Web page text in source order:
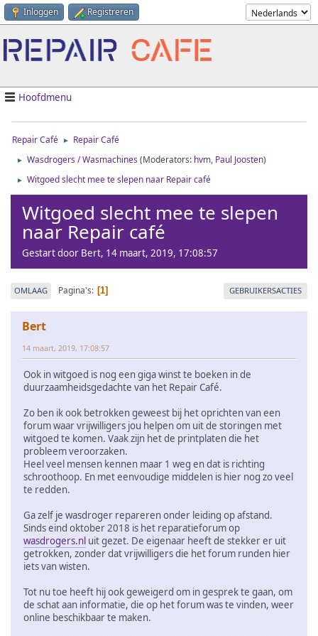
Inloggen Registreren
Hoofdmenu
Repair Café ► Repair Café
► Wasdrogers / Wasmachines (Moderators: hvm, Paul Joosten)
► Witgoed slecht mee te slepen naar Repair café
Witgoed slecht mee te slepen
naar Repair café
Gestart door Bert, 14 maart, 2019, 17:08:57
OMLAAG Pagina's 1 GEBRUIKERSACTIES
Bert
14 maart, 2019, 17:08:57
Ook in witgoed is nog een giga winst te boeken in de
duurzaamheidsgedachte van het Repair Café.
Zo ben ik ook betrokken geweest bij het oprichten van een
forum waar vrijwilligers jou helpen om uit de storingen met
witgoed te komen. Vaak zijn het de printplaten die het
probleem veroorzaken.
Heel veel mensen kennen maar 1 weg en dat is richting
schroothoop. En met eenvoudige middelen is hier nog zo veel
te redden.
Ga zelf je wasdroger repareren onder leiding op afstand.
Sinds eind oktober 2018 is het reparatieforum op
wasdrogers.nl uit gezet. De eigenaar heeft de stekker er uit
getrokken, zonder dat vrijwilligers die het forum runden hier
iets van wisten.
Tot nu toe heeft hij ook geweigerd om in gesprek te gaan, om
de schat aan informatie, die op het forum was te vinden, weer
online beschikbaar te maken.